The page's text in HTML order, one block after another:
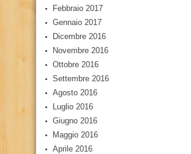
Febbraio 2017
Gennaio 2017
Dicembre 2016
Novembre 2016
Ottobre 2016
Settembre 2016
Agosto 2016
Luglio 2016
Giugno 2016
Maggio 2016
Aprile 2016